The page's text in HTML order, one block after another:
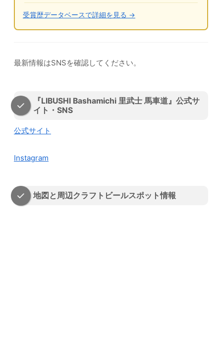
受賞歴データベースで詳細を見る →
最新情報はSNSを確認してください。
『LIBUSHI Bashamichi 里武士 馬車道』公式サ
イト・SNS
公式サイト
Instagram
地図と周辺クラフトビールスポット情報